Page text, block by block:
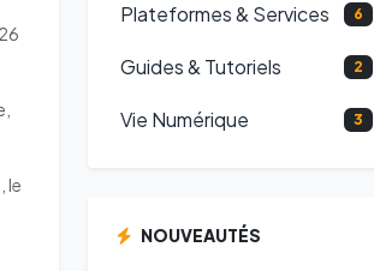
le
Plateformes & Services 6
Guides & Tutoriels 2
Vie Numérique 3
NOUVEAUTÉS